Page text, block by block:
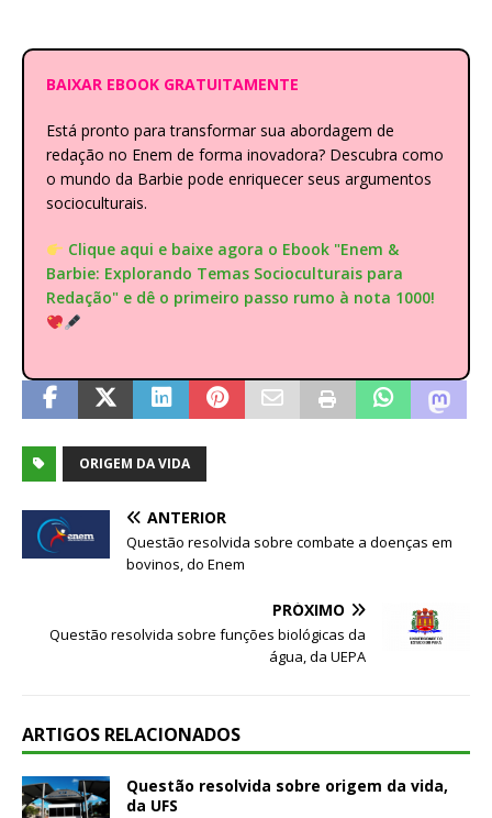
BAIXAR EBOOK GRATUITAMENTE
Está pronto para transformar sua abordagem de
redação no Enem de forma inovadora? Descubra como
o mundo da Barbie pode enriquecer seus argumentos
socioculturais.
Clique aqui e baixe agora o Ebook "Enem &
Barbie: Explorando Temas Socioculturais para
Redação" e dê o primeiro passo rumo à nota 1000!
ORIGEM DA VIDA
ANTERIOR
Questão resolvida sobre combate a doenças em
bovinos, do Enem
PRÓXIMO
Questão resolvida sobre funções biológicas da
água, da UEPA
ARTIGOS RELACIONADOS
Questão resolvida sobre origem da vida,
da UFS